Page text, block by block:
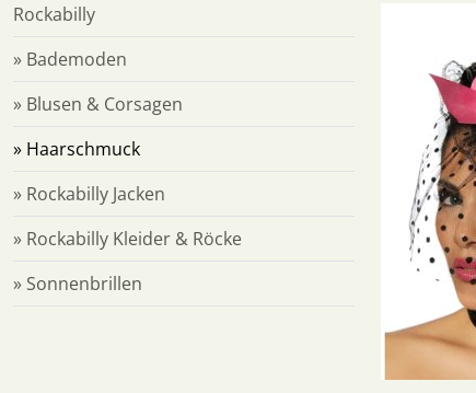
Rockabilly
» Bademoden
» Blusen & Corsagen
» Haarschmuck
» Rockabilly Jacken
» Rockabilly Kleider & Röcke
» Sonnenbrillen